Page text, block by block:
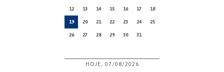
12 13 14 15 16 17 18
19 20 21 22 23 24 25
26 27 28 29 30 31
HOJE, 07/08/2026